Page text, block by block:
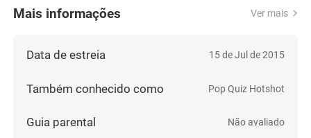
Mais informações Ver mais
Data de estreia 15 de Jul de 2015
Também conhecido como Pop Quiz Hotshot
Guia parental Não avaliado